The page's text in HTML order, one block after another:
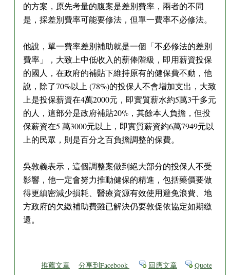
的方案，原先考量的腹案是差別費率，兩者的不同
是，採差別費率可能要修法，但單一費率不必修法。
他說，單一費率差別補助就是一個「不必修法的差別
費率」，大致上中低收入的薪俸階級，即用薪資投保
的國人，在政府的補貼下維持原有的健保費不動，他
說，除了70%以上 (78%)的投保人不會增加支出，大致
上是投保薪資在4萬2000元，即實質薪水約5萬3千多元
的人，這部分是政府補貼20%，其餘本人負擔，但投
保薪資在5 萬3000元以上，即實質薪資約6萬7949元以
上的民眾，則是百分之百負擔調整的保費。
吳敦義表示，這個調整案做到絕大部分的投保人不受
影響，他一定會努力推動健保的精進，包括藥價要做
得更縝密減少損耗、醫療資源有效使用避免浪費、地
方政府的欠繳補助費雖已解決仍要敦促依協定如期繳
還。
推薦文章 分享到Facebook 回應文章 Quote